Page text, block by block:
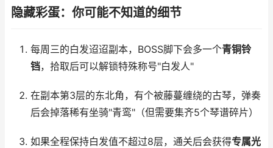
隐藏彩蛋：你可能不知道的细节
每周三的白发迢迢副本，BOSS脚下会多一个青铜铃
铛，拾取后可以解锁特殊称号"白发人"
在副本第3层的东北角，有个被藤蔓缠绕的古琴，弹奏
后会掉落稀有坐骑"青鸾"（但需要集齐5个琴谱碎片）
如果全程保持白发值不超过8层，通关后会获得专属光